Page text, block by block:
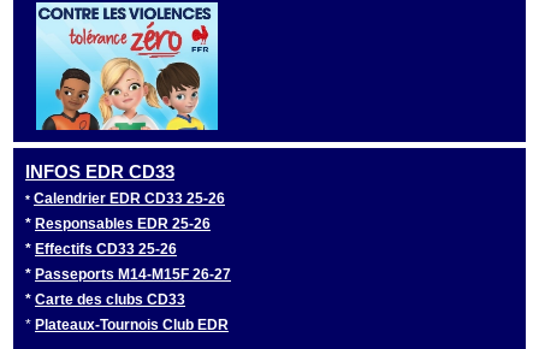
INFOS EDR CD33
* Calendrier EDR CD33 25-26
* Responsables EDR 25-26
* Effectifs CD33 25-26
* Passeports M14-M15F 26-27
* Carte des clubs CD33
* Plateaux-Tournois Club EDR